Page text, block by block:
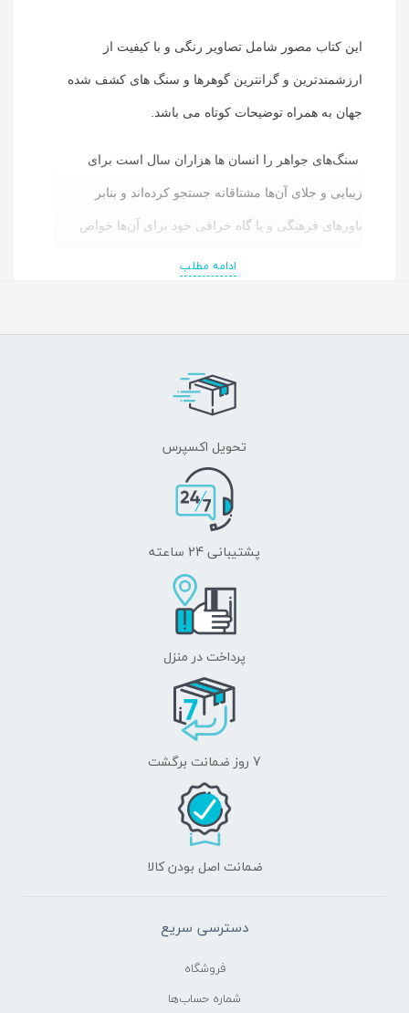
این کتاب مصور شامل تصاویر رنگی و با کیفیت از
ارزشمندترین و گرانترین گوهرها و سنگ های کشف شده
جهان به همراه توضیحات کوتاه می باشد.
سنگ‌های جواهر را انسان ها هزاران سال است برای
زیبایی و جلای آن‌ها مشتاقانه جستجو کرده‌اند و بنابر
باورهای فرهنگی و یا گاه خرافی خود برای آن‌ها خواص
مخصوص، ضریب شکست، و دیگر خواص نوری، مانند
پلئوکروزیم ( پدیدهٔ چند رنگی ) دسته‌بندی می‌شوند. ویژگی
فیزیکی سختی، توسط مقیاس غیر خطی سختی موس
فاکتورها را در حال ارزشیابی و تخمین برش و جلای گوهر
سنگ‌ها مطالعه می نمایند. مطالعهٔ میکروسکوپی
گوهرشناسی ساختار درونی، برای تعیین این مورد به کار
ظاهر ساختن ناخالصی‌های سیال طبیعی یا تا اندازه‌ای بخش
بیرونی کریستال‌هایی که مدرکی از بهسازی حرارتی به
منظور افزایش رنگ دارند انجام می‌شود.
تجزیه و تحلیل طیفی برش گوهر سنگ‌ها نیز اجازه می‌دهد
فاکتور مهمی در ارزش‌گذاری گوهر سنگ می‌باشد نائل
گردد. به عنوان مثال، یک یاقوت سرخ برمه نسبت به یک
نوع تایلندی واریانس فعالیت داخلی و بصری را آشکار
خواهد ساخت. زمانی که گوهر سنگ‌ها به حالت راف یا
ابتدا، سنگ به وسیلهٔ رنگ آن، ضریب شکست، خاصیت
ادامه مطلب
تحویل اکسپرس
پشتیبانی 24 ساعته
پرداخت در منزل
7 روز ضمانت برگشت
ضمانت اصل بودن کالا
دسترسی سریع
فروشگاه
شماره حساب‌ها